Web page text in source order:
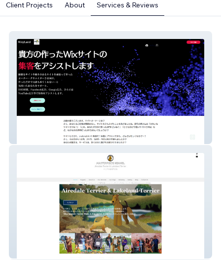
Client Projects About Services & Reviews
Masterpiece Kennel